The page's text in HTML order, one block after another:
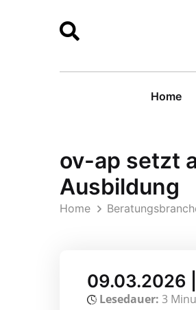
Home
ov-ap setzt
Ausbildung
Home
09.03.2026
Lesedauer: 3